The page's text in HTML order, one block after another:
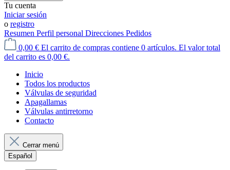
Tu cuenta
Iniciar sesión
o registro
Resumen Perfil personal Direcciones Pedidos
0,00 € El carrito de compras contiene 0 artículos. El valor total
del carrito es 0,00 €.
Inicio
Todos los productos
Válvulas de seguridad
Apagallamas
Válvulas antirretorno
Contacto
Cerrar menú
Español